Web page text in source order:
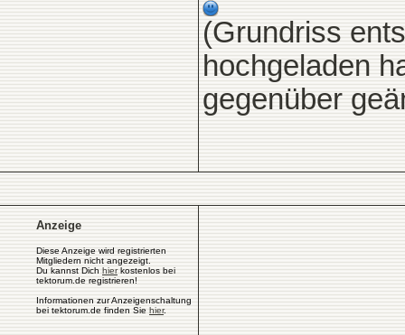
(Grundriss
hochgeladen
gegenüber
Anzeige
Diese Anzeige wird registrierten
Mitgliedern nicht angezeigt.
Du kannst Dich hierkostenlos bei
tektorum.de registrieren!
Informationen zur Anzeigenschaltung
bei tektorum.de finden Sie hier.